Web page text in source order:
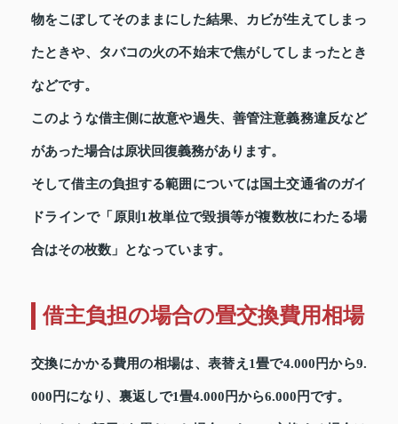
物をこぼしてそのままにした結果、カビが生えてしまっ
たときや、タバコの火の不始末で焦がしてしまったとき
などです。
このような借主側に故意や過失、善管注意義務違反など
があった場合は原状回復義務があります。
そして借主の負担する範囲については国土交通省のガイ
ドラインで「原則1枚単位で毀損等が複数枚にわたる場
合はその枚数」となっています。
借主負担の場合の畳交換費用相場
交換にかかる費用の相場は、表替え1畳で4.000円から9.
000円になり、裏返しで1畳4.000円から6.000円です。